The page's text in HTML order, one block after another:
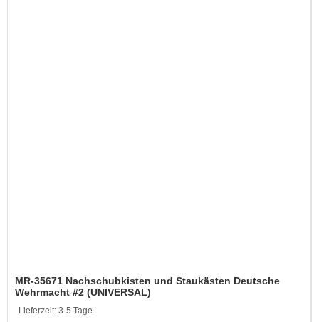
MR-35671 Nachschubkisten und Staukästen Deutsche
Wehrmacht #2 (UNIVERSAL)
Lieferzeit: 3-5 Tage